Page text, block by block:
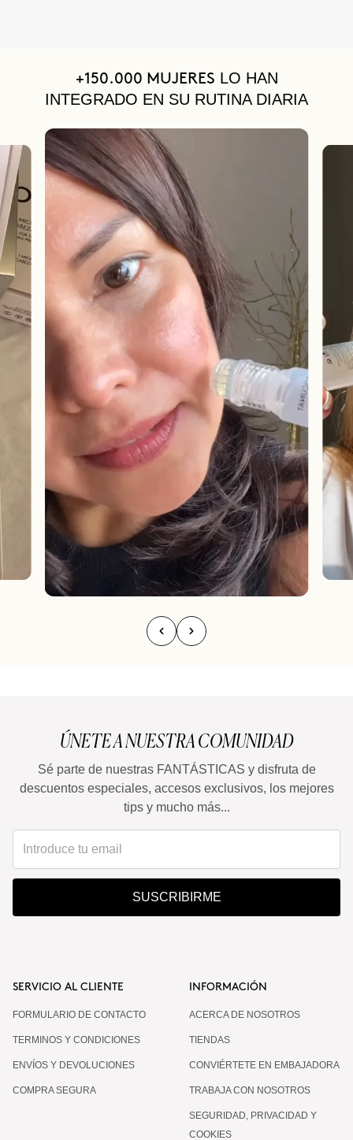
+150.000 MUJERES LO HAN
INTEGRADO EN SU RUTINA DIARIA
ÚNETE A NUESTRA COMUNIDAD
Sé parte de nuestras FANTÁSTICAS y disfruta de
descuentos especiales, accesos exclusivos, los mejores
tips y mucho más...
SUSCRIBIRME
SERVICIO AL CLIENTE
FORMULARIO DE CONTACTO
TERMINOS Y CONDICIONES
ENVÍOS Y DEVOLUCIONES
COMPRA SEGURA
INFORMACIÓN
ACERCA DE NOSOTROS
TIENDAS
CONVIÉRTETE EN EMBAJADORA
TRABAJA CON NOSOTROS
SEGURIDAD, PRIVACIDAD Y
COOKIES